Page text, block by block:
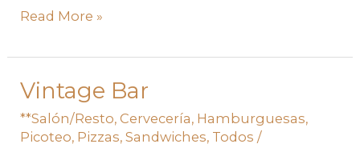
Read More »
Vintage Bar
**Salón/Resto,Cervecería, Hamburguesas,
Picoteo, Pizzas,Sandwiches, Todos /
Vintage